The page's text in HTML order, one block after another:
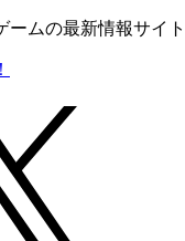
ームの最新情報サイト